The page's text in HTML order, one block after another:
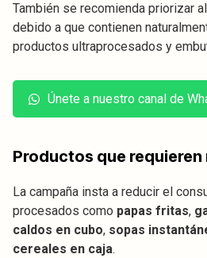
También se recomienda priorizar
debido a que contienen
productos ultraprocesados y
Únete a nuestro canal de
Productos que
La campaña insta a reducir el
procesados como papas fritas,
caldos en cubo, sopas
cereales en caja.